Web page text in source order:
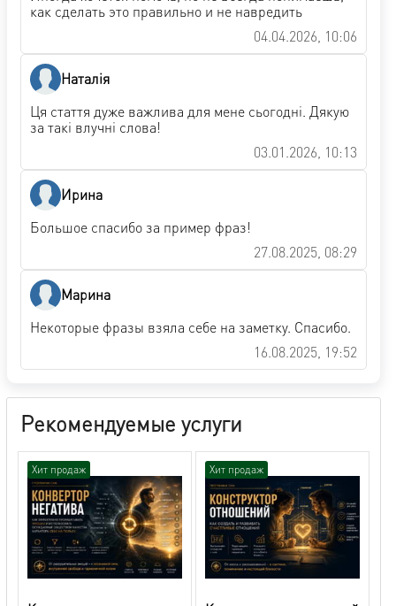
как сделать это правильно и не навредить
04.04.2026, 10:06
Наталія
Ця стаття дуже важлива для мене сьогодні. Дякую
за такі влучні слова!
03.01.2026, 10:13
Ирина
Большое спасибо за пример фраз!
27.08.2025, 08:29
Марина
Некоторые фразы взяла себе на заметку. Спасибо.
16.08.2025, 19:52
Рекомендуемые услуги
Хит продаж Хит продаж